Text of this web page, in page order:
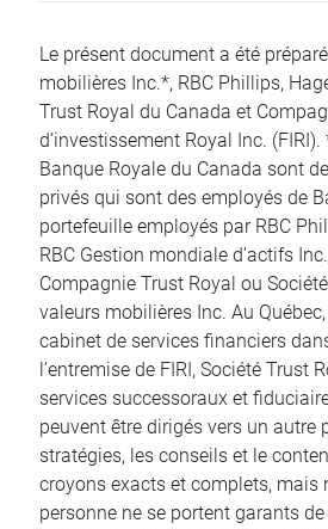
Le présent document a été
mobilières Inc.*, RBC Phillips,
Trust Royal du Canada et
d’investissement Royal Inc.
Banque Royale du Canada sont
privés qui sont des employés de
portefeuille employés par RBC
RBC Gestion mondiale d’actifs
Compagnie Trust Royal ou
valeurs mobilières Inc. Au
cabinet de services financiers
l’entremise de FIRI, Société
services successoraux et
peuvent être dirigés vers un autre
stratégies, les conseils et le
croyons exacts et complets, mais
personne ne se portent garants